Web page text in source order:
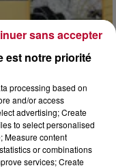
MARSEILLAN
est notre priorité
processing based on
and/or access
advertising; Create
to select personalised
Measure content
or combinations
services; Create
sans accepter